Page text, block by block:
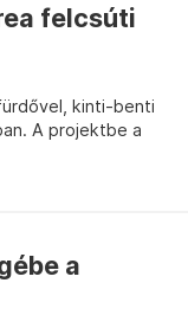
felcsúti
kinti-benti
A projektbe a
a